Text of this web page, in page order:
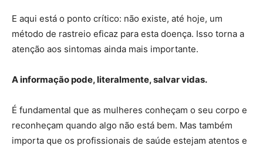
E aqui está o ponto crítico: não existe, até hoje, um
método de rastreio eficaz para esta doença. Isso torna a
atenção aos sintomas ainda mais importante.
A informação pode, literalmente, salvar vidas.
É fundamental que as mulheres conheçam o seu corpo e
reconheçam quando algo não está bem. Mas também
importa que os profissionais de saúde estejam atentos e